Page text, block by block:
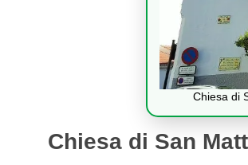
Chiesa di
Chiesa di San